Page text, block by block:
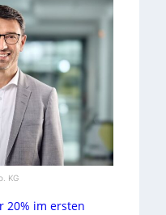
KG
20% im ersten